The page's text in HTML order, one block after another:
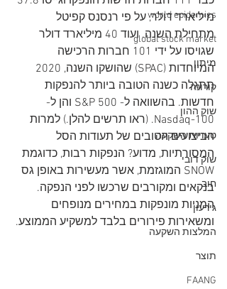
world epidemics
global stock market
מיתון
קורונה
שוק ההון
טעויות השקעה
שוק דובי
חוב
גירעון
המלצות השקעה
תוצר
FAANG
מיליארד דולר, על פי רנסנס קפיטל
מתחילת השנה. ועוד 40 מיליארד דולר
שגויסו על ידי 101 חברות הרכישה
תתגלה כשנה הטובה ביותר להנפקות
חדשות. בהשוואה ל- S&P 500 והן ל-
Nasdaq-100. (ראו תרשים להלן.) למרות
הביצועים הטובים של תעודות הסל
המסורתיות, מדוע? הנפקות רבות, כדוגמת
SNOW המוגזמת, אשר מעשירות באופן גס
בנקאים ומקורבים שרכשו לפני הנפקה.
המניות מונפקות במחירים מנופחים
ומשאירות פירורים בלבד למשקיע הממוצע.